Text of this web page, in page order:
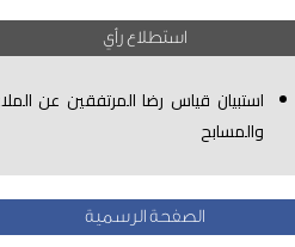
استطلاع رأي
استبيان قياس رضا المرتفقين عن
والمسابح
الصفحة الرسمية